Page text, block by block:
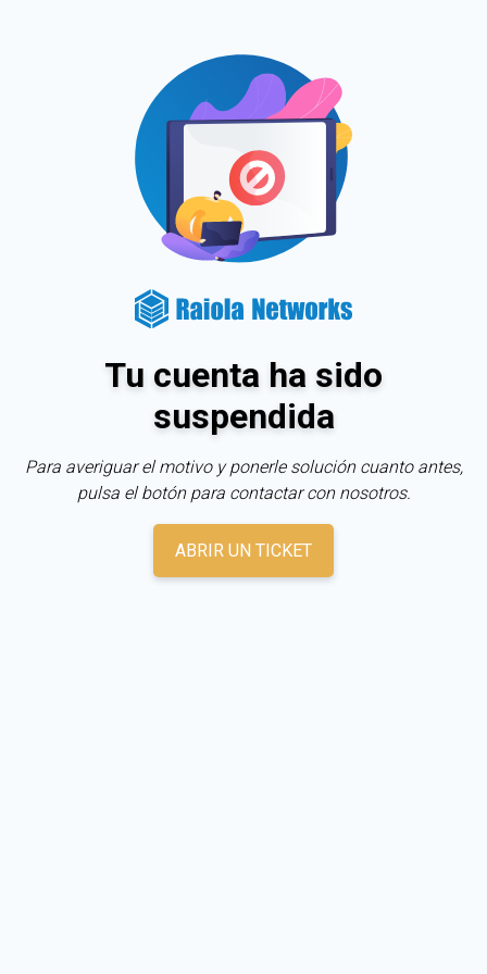
Tu cuenta ha sido
suspendida
Para averiguar el motivo y ponerle solución cuanto antes,
pulsa el botón para contactar con nosotros.
ABRIR UN TICKET